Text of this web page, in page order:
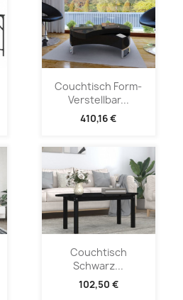
Couchtisch Form-
Verstellbar...
410,16 €
Couchtisch
Schwarz...
102,50 €